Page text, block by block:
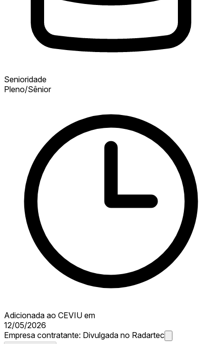
Senioridade
Pleno/Sênior
Adicionada ao CEVIU em
12/05/2026
Empresa contratante: Divulgada no Radartec